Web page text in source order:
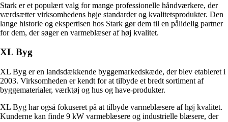
Stark er et populært valg for mange professionelle håndværkere, der
værdsætter virksomhedens høje standarder og kvalitetsprodukter. Den
lange historie og ekspertisen hos Stark gør dem til en pålidelig partner
for dem, der søger en varmeblæser af høj kvalitet.
XL Byg
XL Byg er en landsdækkende byggemarkedskæde, der blev etableret i
2003. Virksomheden er kendt for at tilbyde et bredt sortiment af
byggematerialer, værktøj og hus og have-produkter.
XL Byg har også fokuseret på at tilbyde varmeblæsere af høj kvalitet.
Kunderne kan finde 9 kW varmeblæsere og industrielle blæsere, der